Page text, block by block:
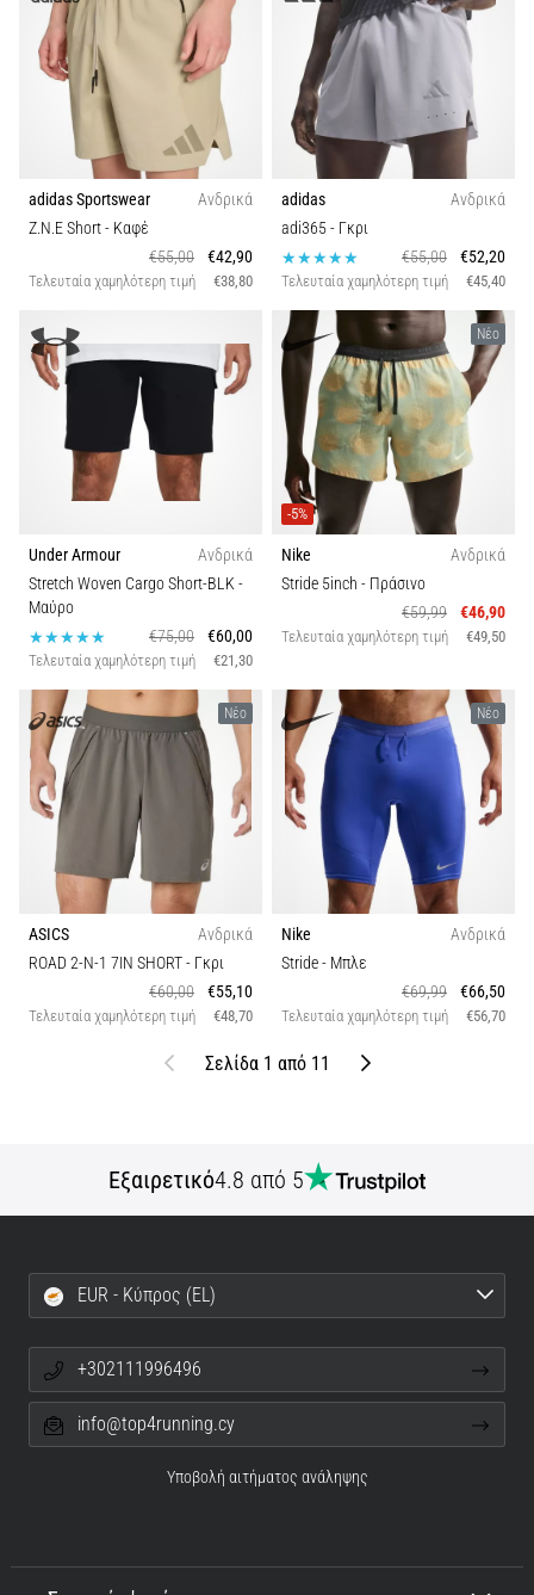
adidas Sportswear
Ανδρικά
Z.N.E Short- Καφέ
€55,00
€42,90
Τελευταία χαμηλότερη τιμή €38,80
adidas
Ανδρικά
adi365- Γκρι
€55,00
€52,20
Τελευταία χαμηλότερη τιμή €45,40
Under Armour
Ανδρικά
Stretch Woven Cargo Short-BLK-
Μαύρο
€75,00
€60,00
Τελευταία χαμηλότερη τιμή €21,30
Νέο
-5%
Nike
Ανδρικά
Stride 5inch - Πράσινο
€59,99
€46,90
Τελευταία χαμηλότερη τιμή €49,50
Νέο
ASICS
Ανδρικά
ROAD 2-N-1 7IN SHORT- Γκρι
€60,00
€55,10
Τελευταία χαμηλότερη τιμή €48,70
Νέο
Nike
Ανδρικά
Stride- Μπλε
€69,99
€66,50
Τελευταία χαμηλότερη τιμή €56,70
Προηγούμενο
Σελίδα 1 από 11 Επόμενο
Εξαιρετικό4.8 από 5
EUR - Κύπρος (EL)
+302111996496
info@top4running.cy
Υποβολή αιτήματος ανάληψης